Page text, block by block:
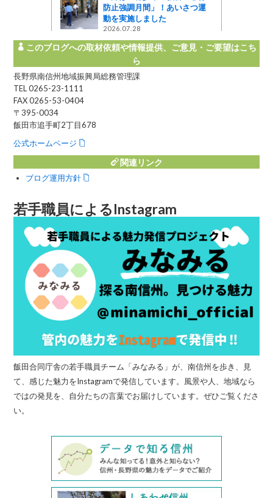
防止強調月間」！あいさつ運
動を実施しました
2026.07.28
このブログへの取材依頼や情報提供、ご意見・ご要望はこち
ら
長野県南信州地域振興局総務管理課
TEL 0265-23-1111
FAX 0265-53-0404
〒395-0034
飯田市追手町2丁目678
公式ホームページ
関連リンク
ブログ運用方針
若手職員によるInstagram
飯田合同庁舎の若手職員チーム「みなみる」が、南信州を歩き、見
て、感じた魅力をInstagramで発信しています。風景や人、地域なら
ではの発見を、自分たちの言葉でお届けしています。ぜひご覧くださ
い。